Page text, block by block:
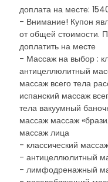
доплата на месте:
- Внимание! Купон
от общей стоимости.
доплатить на месте
- Массаж на выбор :
антицеллюлитный
массаж всего тела
испанский массаж
тела вакуумный
массаж массаж
массаж лица
- классический
- антицеллюлитный
- лимфодренажный